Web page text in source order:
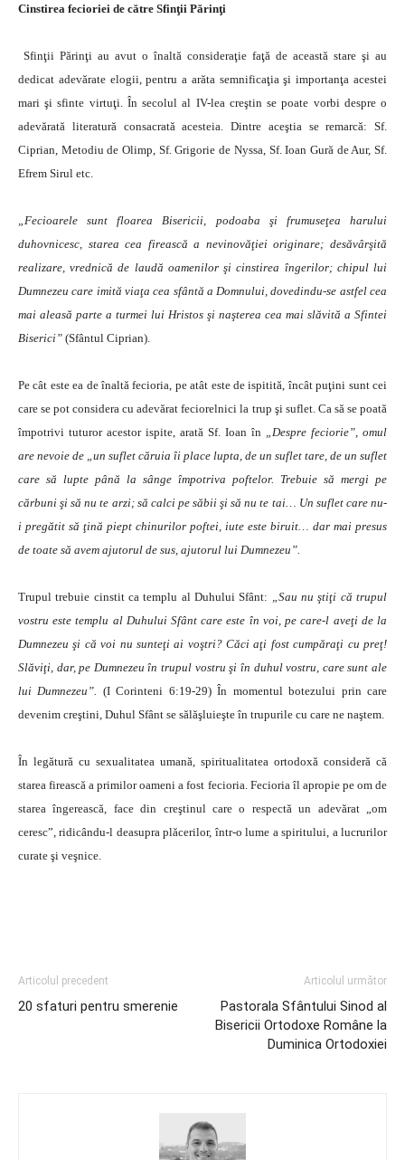
Cinstirea fecioriei de către Sfinţii Părinţi
Sfinţii Părinţi au avut o înaltă consideraţie faţă de această stare şi au
dedicat adevărate elogii, pentru a arăta semnificaţia şi importanţa acestei
mari şi sfinte virtuţi. În secolul al IV-lea creştin se poate vorbi despre o
adevărată literatură consacrată acesteia. Dintre aceştia se remarcă: Sf.
Ciprian, Metodiu de Olimp, Sf. Grigorie de Nyssa, Sf. Ioan Gură de Aur, Sf.
Efrem Sirul etc.
„Fecioarele sunt floarea Bisericii, podoaba şi frumuseţea harului
duhovnicesc, starea cea firească a nevinovăţiei originare; desăvârşită
realizare, vrednică de laudă oamenilor şi cinstirea îngerilor; chipul lui
Dumnezeu care imită viaţa cea sfântă a Domnului, dovedindu-se astfel cea
mai aleasă parte a turmei lui Hristos şi naşterea cea mai slăvită a Sfintei
Biserici” (Sfântul Ciprian).
Pe cât este ea de înaltă fecioria, pe atât este de ispitită, încât puţini sunt cei
care se pot considera cu adevărat feciorelnici la trup şi suflet. Ca să se poată
împotrivi tuturor acestor ispite, arată Sf. Ioan în
„Despre feciorie”, omul
are nevoie de „un suflet căruia îi place lupta, de un suflet tare, de un suflet
care să lupte până la sânge împotriva poftelor. Trebuie să mergi pe
cărbuni şi să nu te arzi; să calci pe săbii şi să nu te tai… Un suflet care nu-
i pregătit să ţină piept chinurilor poftei, iute este biruit… dar mai presus
de toate să avem ajutorul de sus, ajutorul lui Dumnezeu”.
Trupul trebuie cinstit ca templu al Duhului Sfânt:
„Sau nu ştiţi că trupul
vostru este templu al Duhului Sfânt care este în voi, pe care-l aveţi de la
Dumnezeu şi că voi nu sunteţi ai voştri? Căci aţi fost cumpăraţi cu preţ!
Slăviţi, dar, pe Dumnezeu în trupul vostru şi în duhul vostru, care sunt ale
lui Dumnezeu”. (I Corinteni 6:19-29) În momentul botezului prin care
devenim creştini, Duhul Sfânt se sălăşluieşte în trupurile cu care ne naştem.
În legătură cu sexualitatea umană, spiritualitatea ortodoxă consideră că
starea firească a primilor oameni a fost fecioria. Fecioria îl apropie pe om de
starea îngerească, face din creştinul care o respectă un adevărat „om
ceresc”, ridicându-l deasupra plăcerilor, într-o lume a spiritului, a lucrurilor
curate şi veşnice.
Articolul precedent
20 sfaturi pentru smerenie
Articolul următor
Pastorala Sfântului Sinod al
Bisericii Ortodoxe Române la
Duminica Ortodoxiei